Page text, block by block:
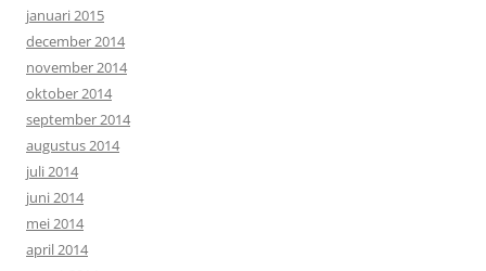
januari 2015
december 2014
november 2014
oktober 2014
september 2014
augustus 2014
juli 2014
juni 2014
mei 2014
april 2014